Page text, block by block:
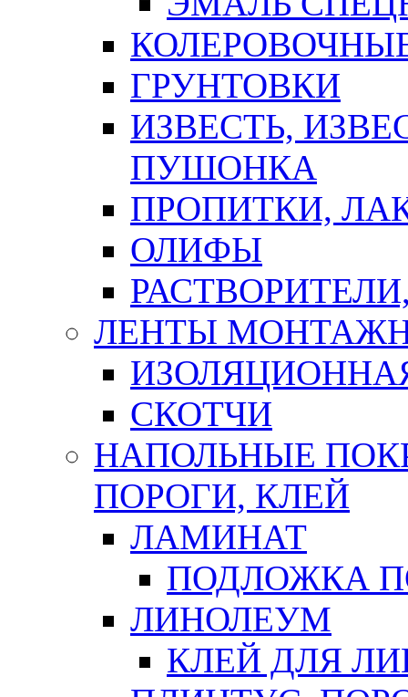
ГРУНТОВКИ
ИЗВЕСТЬ,
ПУШОНКА
ПРОПИТКИ,
ОЛИФЫ
ЛЕНТЫ
СКОТЧИ
НАПОЛЬНЫЕ
ПОРОГИ, КЛЕЙ
ЛАМИНАТ
ПОДЛОЖКА
ЛИНОЛЕУМ
КЛЕЙ ДЛЯ